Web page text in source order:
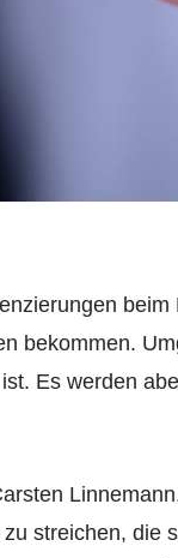
bekommen.
Es werden
streichen, die